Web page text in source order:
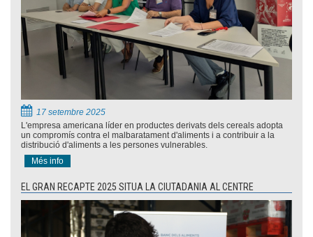
17 setembre 2025
L'empresa americana líder en productes derivats dels cereals adopta
un compromís contra el malbaratament d'aliments i a contribuir a la
distribució d'aliments a les persones vulnerables.
Més info
EL GRAN RECAPTE 2025 SITUA LA CIUTADANIA AL CENTRE